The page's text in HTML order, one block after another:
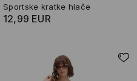
Sportske kratke hlače
12,99 EUR